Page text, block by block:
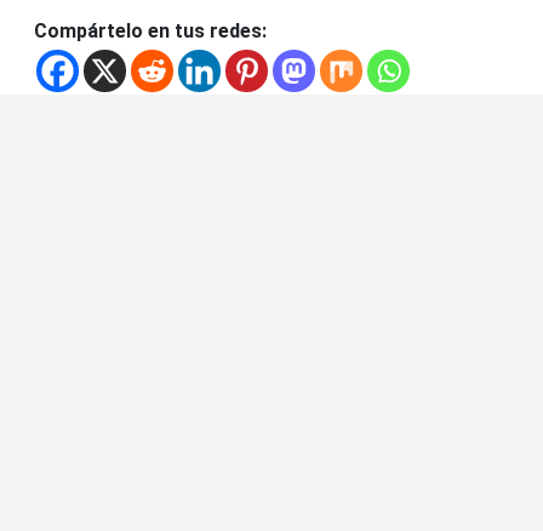
Compártelo en tus redes: